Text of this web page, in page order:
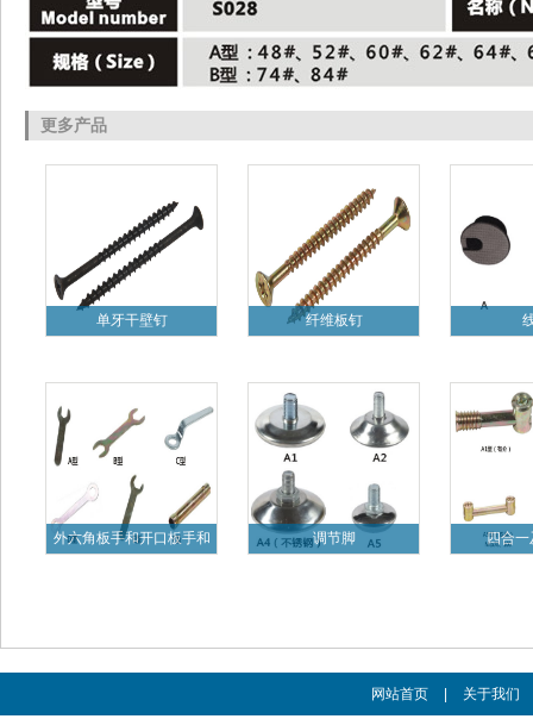
更多产品
单牙干壁钉 纤维板钉
外六角板手和开口板手和
调节脚 四合一
网站首页 关于我们